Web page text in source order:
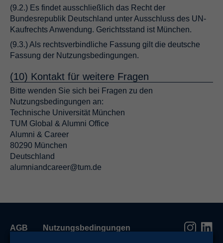
(9.2.) Es findet ausschließlich das Recht der
Bundesrepublik Deutschland unter Ausschluss des UN-
Kaufrechts Anwendung. Gerichtsstand ist München.
(9.3.) Als rechtsverbindliche Fassung gilt die deutsche
Fassung der Nutzungsbedingungen.
(10) Kontakt für weitere Fragen
Bitte wenden Sie sich bei Fragen zu den
Nutzungsbedingungen an:
Technische Universität München
TUM Global & Alumni Office
Alumni & Career
80290 München
Deutschland
alumniandcareer@tum.de
AGB
Nutzungsbedingungen